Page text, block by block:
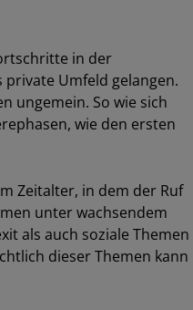
in der
Umfeld gelangen.
ungemein. So wie sich
wie den ersten
Zeitalter, in dem der Ruf
unter wachsendem
als auch soziale Themen
dieser Themen kann